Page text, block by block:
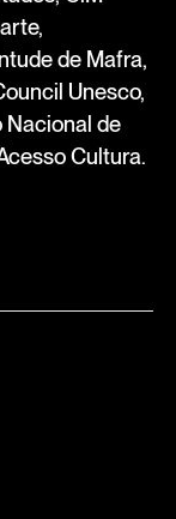
de Mafra,
Unesco,
Nacional de
Cultura.